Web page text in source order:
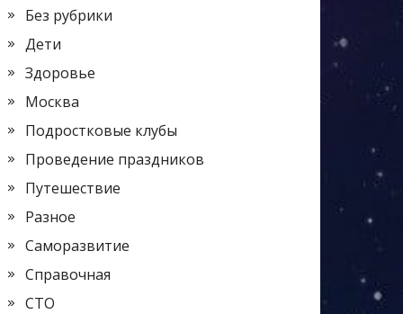
Без рубрики
Дети
Здоровье
Москва
Подростковые клубы
Проведение праздников
Путешествие
Разное
Саморазвитие
Справочная
СТО